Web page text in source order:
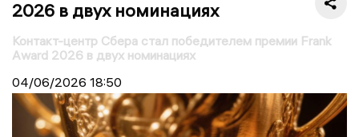
2026 в двух номинациях
Контакт-центр Сбера стал победителем премии Frank
Award 2026 в двух номинациях
04/06/2026 18:50